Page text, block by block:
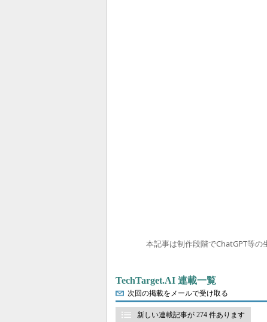
本記事は制作段階でChatGPT等の
TechTarget.AI 連載一覧
次回の掲載をメールで受け取る
新しい連載記事が 274 件あります